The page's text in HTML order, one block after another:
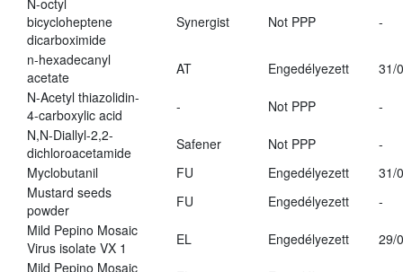
N-octyl
bicycloheptene
dicarboximide
Synergist Not PPP -
n-hexadecanyl
acetate
AT Engedélyezett
31/
N-Acetyl thiazolidin-
4-carboxylic acid
- Not PPP
-
N,N-Diallyl-2,2-
dichloroacetamide
Safener Not PPP
-
Myclobutanil
FU Engedélyezett
31/
Mustard seeds
powder
FU Engedélyezett
-
Mild Pepino Mosaic
Virus isolate VX 1
EL Engedélyezett
29/
Mild Pepino Mosaic